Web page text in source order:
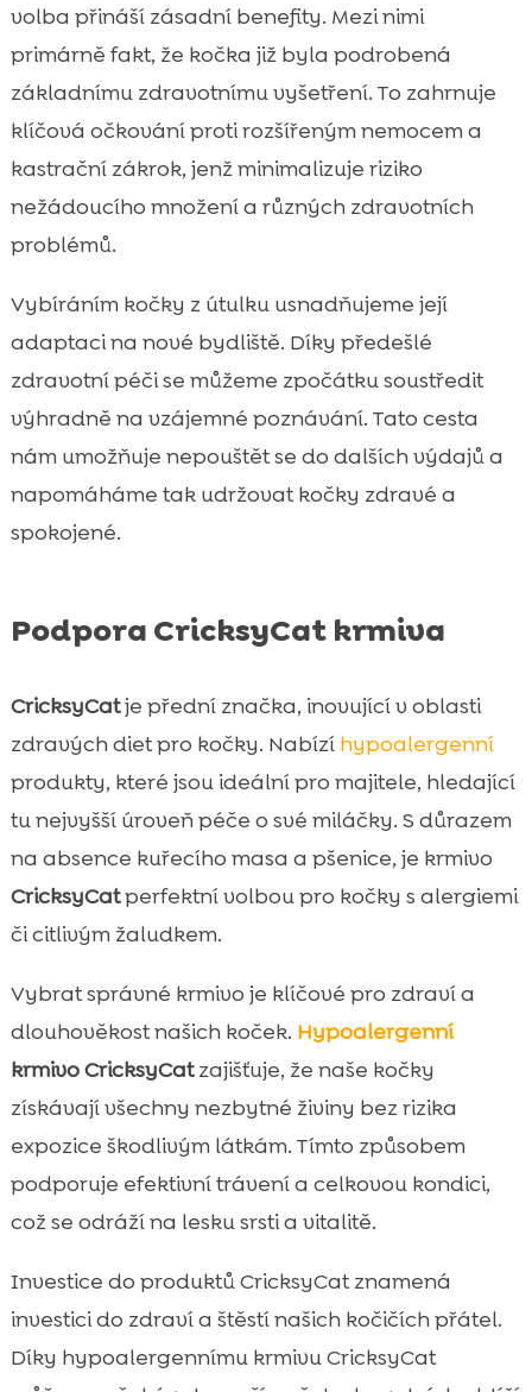
volba přináší zásadní benefity. Mezi nimi
primárně fakt, že kočka již byla podrobená
základnímu zdravotnímu vyšetření. To zahrnuje
klíčová očkování proti rozšířeným nemocem a
kastrační zákrok, jenž minimalizuje riziko
nežádoucího množení a různých zdravotních
problémů.
Vybíráním kočky z útulku usnadňujeme její
adaptaci na nové bydliště. Díky předešlé
zdravotní péči se můžeme zpočátku soustředit
výhradně na vzájemné poznávání. Tato cesta
nám umožňuje nepouštět se do dalších výdajů a
napomáháme tak udržovat kočky zdravé a
spokojené.
Podpora CricksyCat krmiva
CricksyCatje přední značka, inovující v oblasti
zdravých diet pro kočky. Nabízí hypoalergenní
produkty, které jsou ideální pro majitele, hledající
tu nejvyšší úroveň péče o své miláčky. S důrazem
na absence kuřecího masa a pšenice, je krmivo
CricksyCatperfektní volbou pro kočky s alergiemi
či citlivým žaludkem.
Vybrat správné krmivo je klíčové pro zdraví a
dlouhověkost našich koček. Hypoalergenní
krmivoCricksyCatzajišťuje, že naše kočky
získávají všechny nezbytné živiny bez rizika
expozice škodlivým látkám. Tímto způsobem
podporuje efektivní trávení a celkovou kondici,
což se odráží na lesku srsti a vitalitě.
Investice do produktů CricksyCat znamená
investici do zdraví a štěstí našich kočičích přátel.
Díky hypoalergennímu krmivu CricksyCat